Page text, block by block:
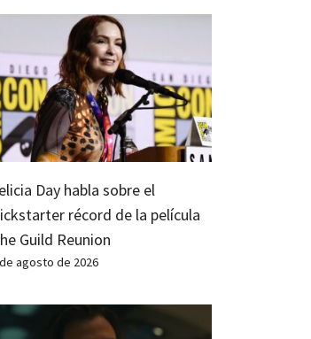
Day habla sobre el
récord de la película
Guild Reunion
agosto de 2026